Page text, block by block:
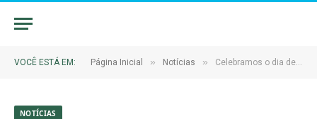
VOCÊ ESTÁ EM: Página Inicial » Notícias » Celebramos o dia de Corpus Christi, uma data de profunda importância para a fé cristã, que simboliza a Eucaristia e a presença viva de Cristo entre nós
NOTÍCIAS